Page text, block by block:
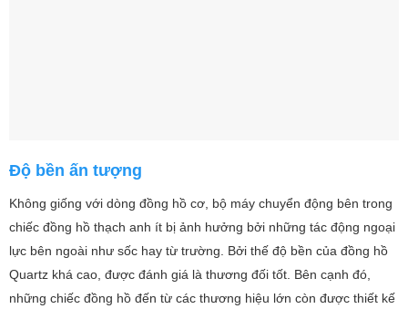
Độ bền ấn tượng
Không giống với dòng đồng hồ cơ, bộ máy chuyển động bên trong
chiếc đồng hồ thạch anh ít bị ảnh hưởng bởi những tác động ngoại
lực bên ngoài như sốc hay từ trường. Bởi thế độ bền của đồng hồ
Quartz khá cao, được đánh giá là thương đối tốt. Bên cạnh đó,
những chiếc đồng hồ đến từ các thương hiệu lớn còn được thiết kế